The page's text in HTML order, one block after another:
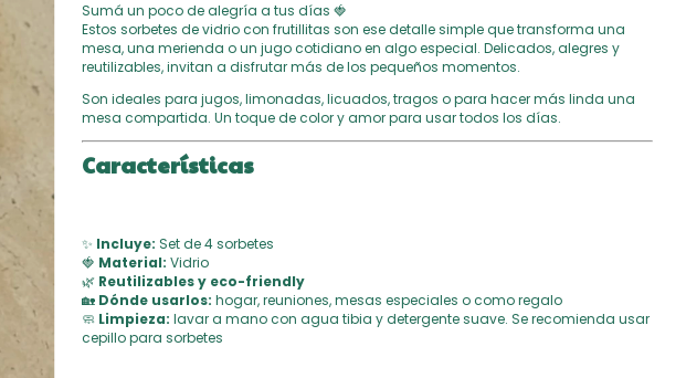
Sumá un poco de alegría a tus días 🍓
Estos sorbetes de vidrio con frutillitas son ese detalle simple que transforma una
mesa, una merienda o un jugo cotidiano en algo especial. Delicados, alegres y
reutilizables, invitan a disfrutar más de los pequeños momentos.
Son ideales para jugos, limonadas, licuados, tragos o para hacer más linda una
mesa compartida. Un toque de color y amor para usar todos los días.
Características
✨ Incluye: Set de 4 sorbetes
🍓 Material: Vidrio
🌿 Reutilizables y eco-friendly
🏡 Dónde usarlos: hogar, reuniones, mesas especiales o como regalo
🧼 Limpieza: lavar a mano con agua tibia y detergente suave. Se recomienda usar
cepillo para sorbetes